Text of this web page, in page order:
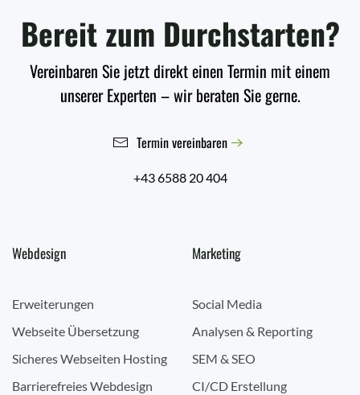
Bereit zum Durchstarten?
Vereinbaren Sie jetzt direkt einen Termin mit einem
unserer Experten – wir beraten Sie gerne.
Termin vereinbaren
+43 6588 20 404
Webdesign
Erweiterungen
Webseite Übersetzung
Sicheres Webseiten Hosting
Barrierefreies Webdesign
Marketing
Social Media
Analysen & Reporting
SEM & SEO
CI/CD Erstellung